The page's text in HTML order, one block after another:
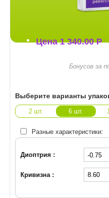
Цена1 340.00 Р
Бонусов за
Выберите варианты
2 шт. 6 шт.
Разные характеристики:
Диоптрия :
Кривизна :